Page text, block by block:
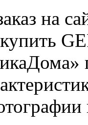
на